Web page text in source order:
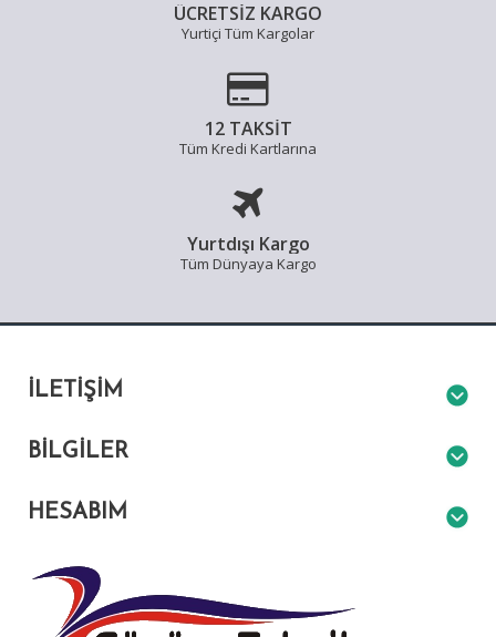
ÜCRETSİZ KARGO
Yurtiçi Tüm Kargolar
12 TAKSİT
Tüm Kredi Kartlarına
Yurtdışı Kargo
Tüm Dünyaya Kargo
İLETIŞIM
BILGILER
HESABIM